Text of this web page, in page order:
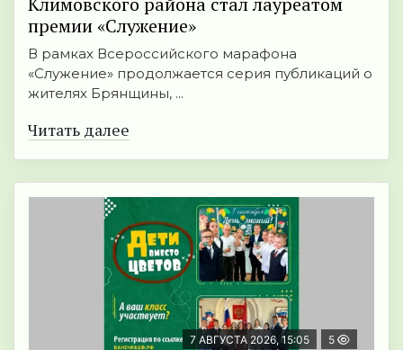
премии «Служение»
В рамках Всероссийского марафона
«Служение» продолжается серия публикаций о
жителях Брянщины, ...
Читать далее
7 АВГУСТА 2026, 15:05 5